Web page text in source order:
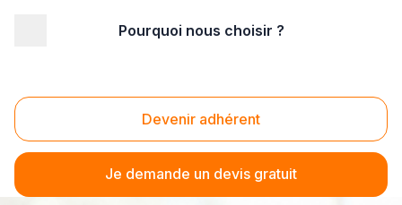
Pourquoi nous choisir ?
Devenir adhérent
Je demande un devis gratuit